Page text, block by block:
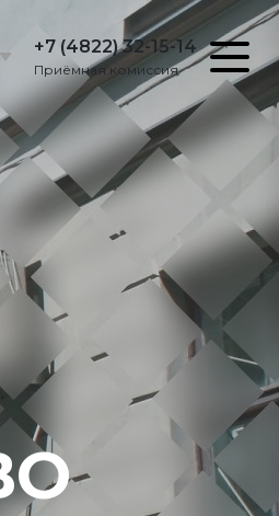
+7 (4822) 32-15-14
Приёмная комиссия